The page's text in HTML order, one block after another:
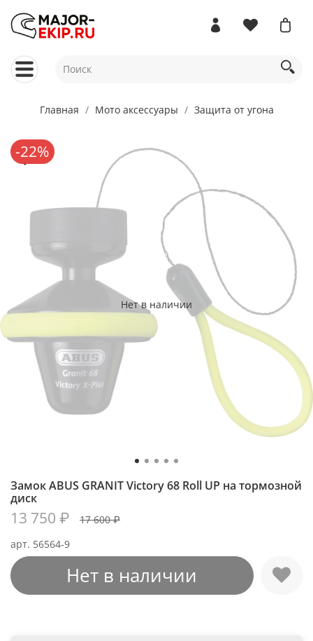
Главная Мото аксессуары Защита от угона
Нет в наличии
-22%
арт. 56564-9
Замок ABUS GRANIT Victory 68 Roll UP на тормозной
диск
13 750 ₽ 17 600 ₽
Нет в наличии